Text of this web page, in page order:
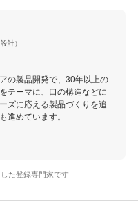
計）
の製品開発で、30年以上の
テーマに、口の構造などに
ズに応える製品づくりを追
進めています。
た登録専門家です